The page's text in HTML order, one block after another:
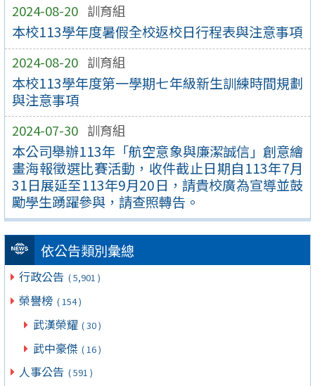
2024-08-20 訓育組
本校113學年度暑假全校返校日行程表與注意事項
2024-08-20 訓育組
本校113學年度第一學期七年級新生訓練時間規劃
與注意事項
2024-07-30 訓育組
本公司舉辦113年「航空意象與廉潔誠信」創意繪
畫海報徵選比賽活動，收件截止日期自113年7月
31日展延至113年9月20日，請貴校廣為宣導並鼓
勵學生踴躍參與，請查照轉告。
依公告類別彙總
行政公告 ( 5,901 )
榮譽榜 ( 154 )
武漢榮耀 ( 30 )
武中豪傑 ( 16 )
人事公告 ( 591 )